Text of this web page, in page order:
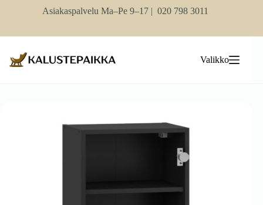
Asiakaspalvelu Ma–Pe 9–17 | 020 798 3011
Valikko